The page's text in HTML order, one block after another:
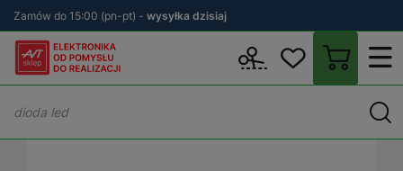
Zamów do 15:00 (pn-pt) - wysyłka dzisiaj
Dom i ogród DIY